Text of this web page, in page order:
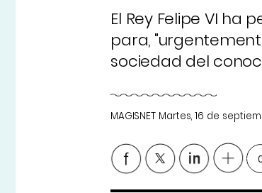
El Rey Felipe VI ha
para,
sociedad del
MAGISNET Martes, 16 de